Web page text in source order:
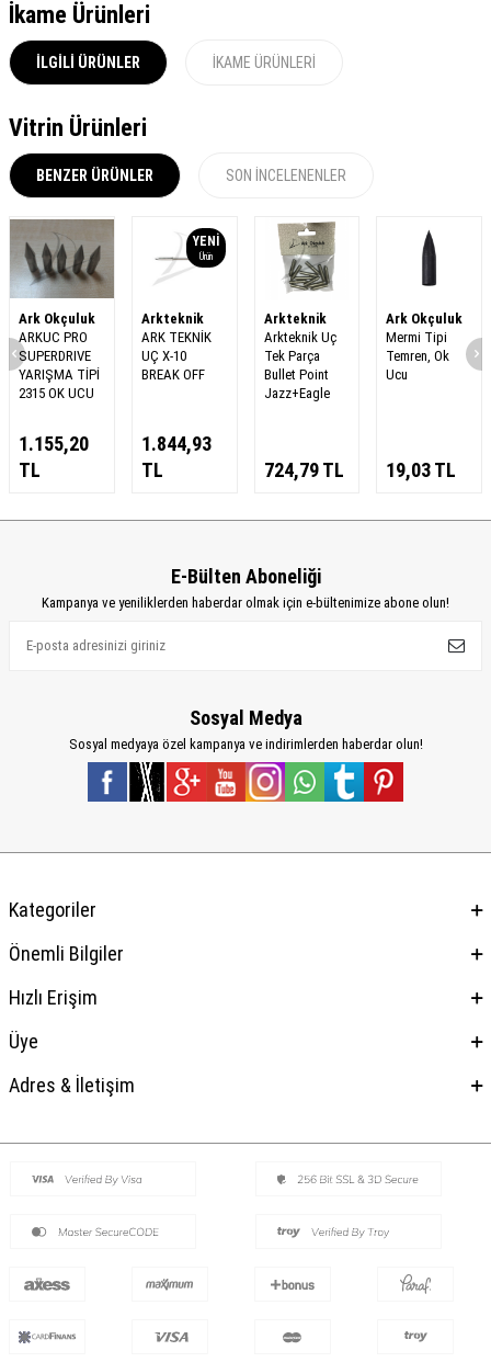
İkame Ürünleri
İLGILI ÜRÜNLER İKAME ÜRÜNLERI
Vitrin Ürünleri
BENZER ÜRÜNLER SON İNCELENENLER
Ark Okçuluk
ARKUC PRO
SUPERDRIVE
YARIŞMA TİPİ
2315 OK UCU
1.155,20
TL
YENI
Ürün
Arkteknik
ARK TEKNİK
UÇ X-10
BREAK OFF
1.844,93
TL
Arkteknik
Arkteknik Uç
Tek Parça
Bullet Point
Jazz+Eagle
724,79TL
Ark Okçuluk
Mermi Tipi
Temren, Ok
Ucu
19,03TL
E-Bülten Aboneliği
Kampanya ve yeniliklerden haberdar olmak için e-bültenimize abone olun!
Sosyal Medya
Sosyal medyaya özel kampanya ve indirimlerden haberdar olun!
Kategoriler
Önemli Bilgiler
Hızlı Erişim
Üye
Adres & İletişim